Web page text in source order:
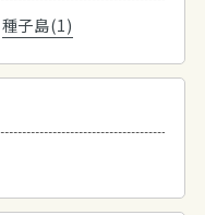
種子島(1)